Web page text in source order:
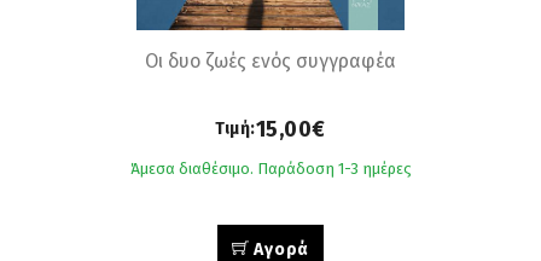
Οι δυο ζωές ενός συγγραφέα
Τιμή:15,00€
Άμεσα διαθέσιμο. Παράδοση 1-3 ημέρες
Αγορά